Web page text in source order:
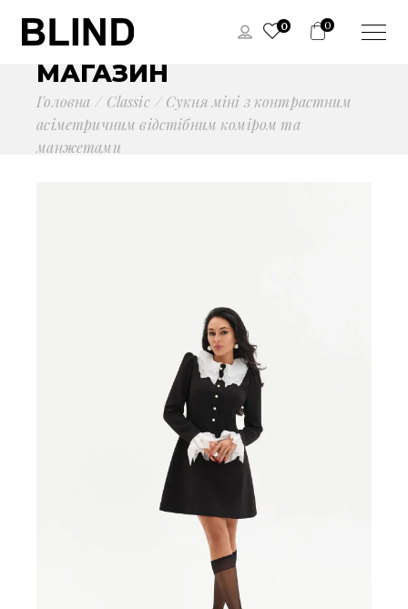
0 0
МАГАЗИН
Головна Сlassic
Сукня міні з контрастним
асіметричним відстібним коміром та
манжетами